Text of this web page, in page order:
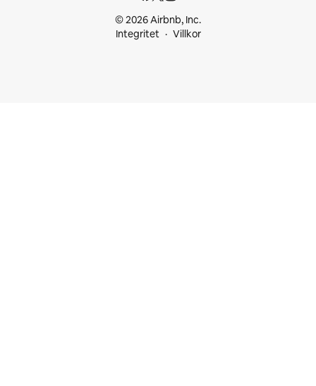
© 2026 Airbnb, Inc.
Integritet
Villkor